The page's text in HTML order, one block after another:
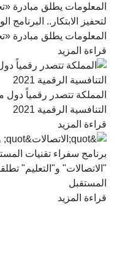
لتحفيز الابتكار.. البرنامج
المعلومات يطلق مبادرة
قراءة المزيد
المملكة تتصدر رقمياً
التنافسية الرقمية 2021
قراءة المزيد
"الاتصالات" و"التعليم"
المستقبل
قراءة المزيد